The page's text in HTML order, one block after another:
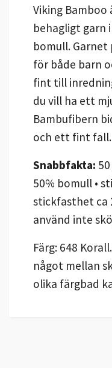
Viking
behagligt garn
bomull.
för både barn
fint till
du vill ha ett
Bambufibern
och ett fint fall.
Snabbfakta:
50% bomull •
stickfasthet ca
använd inte
Färg: 648
något mellan
olika färgbad